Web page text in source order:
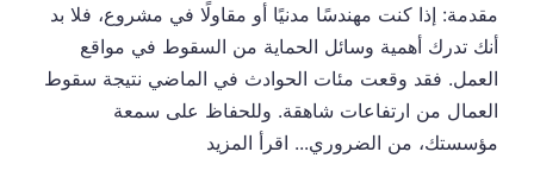
مقدمة: إذا كنت مهندسًا مدنيًا أو مقاولًا في مشروع، فلا بد
أنك تدرك أهمية وسائل الحماية من السقوط في مواقع
العمل. فقد وقعت مئات الحوادث في الماضي نتيجة سقوط
العمال من ارتفاعات شاهقة. وللحفاظ على سمعة
مؤسستك، من الضروري... اقرأ المزيد